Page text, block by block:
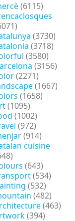
(6115)
(3730)
(3718)
(3580)
(3156)
(2271)
(1667)
(1658)
(1095)
(1002)
(972)
(914)
cuisine
(643)
(534)
(532)
(482)
(463)
(394)